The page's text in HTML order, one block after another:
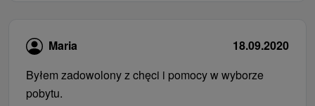
Maria
18.09.2020
Byłem zadowolony z chęci i pomocy w wyborze
pobytu.